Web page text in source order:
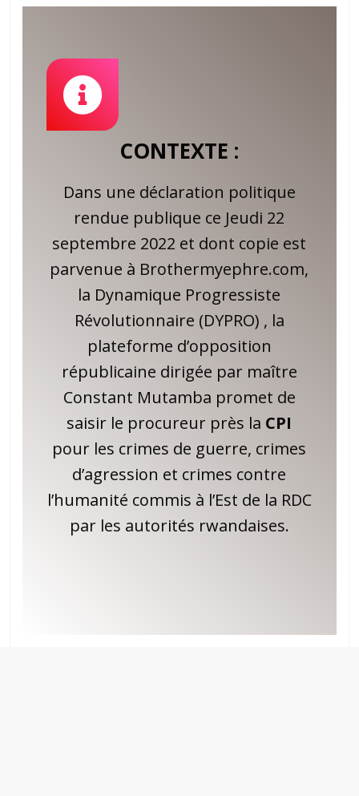
CONTEXTE :
Dans une déclaration politique
rendue publique ce Jeudi 22
septembre 2022 et dont copie est
parvenue à Brothermyephre.com,
la Dynamique Progressiste
Révolutionnaire (DYPRO) , la
plateforme d’opposition
républicaine dirigée par maître
Constant Mutamba promet de
saisir le procureur près la CPI
pour les crimes de guerre, crimes
d’agression et crimes contre
l’humanité commis à l’Est de la RDC
par les autorités rwandaises.